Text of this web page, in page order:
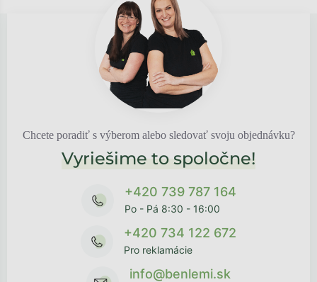
Chcete poradiť s výberom alebo sledovať svoju objednávku?
Vyriešime to spoločne!
+420 739 787 164
Po - Pá 8:30 - 16:00
+420 734 122 672
Pro reklamácie
info@benlemi.sk